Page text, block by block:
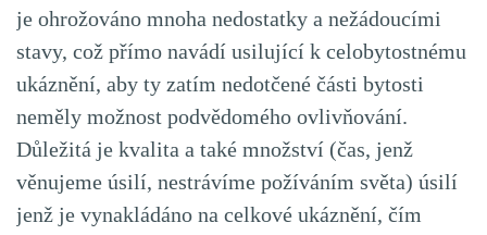
je ohrožováno mnoha nedostatky a nežádoucími
stavy, což přímo navádí usilující k celobytostnému
ukáznění, aby ty zatím nedotčené části bytosti
neměly možnost podvědomého ovlivňování.
Důležitá je kvalita a také množství (čas, jenž
věnujeme úsilí, nestrávíme požíváním světa) úsilí
jenž je vynakládáno na celkové ukáznění, čím